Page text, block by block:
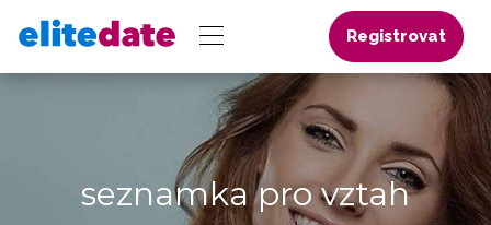
Registrovat
seznamka pro vztah